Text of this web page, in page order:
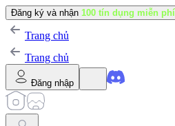
Đăng ký và nhận 100 tín dụng miễn phí
Trang chủ
Trang chủ
Đăng nhập